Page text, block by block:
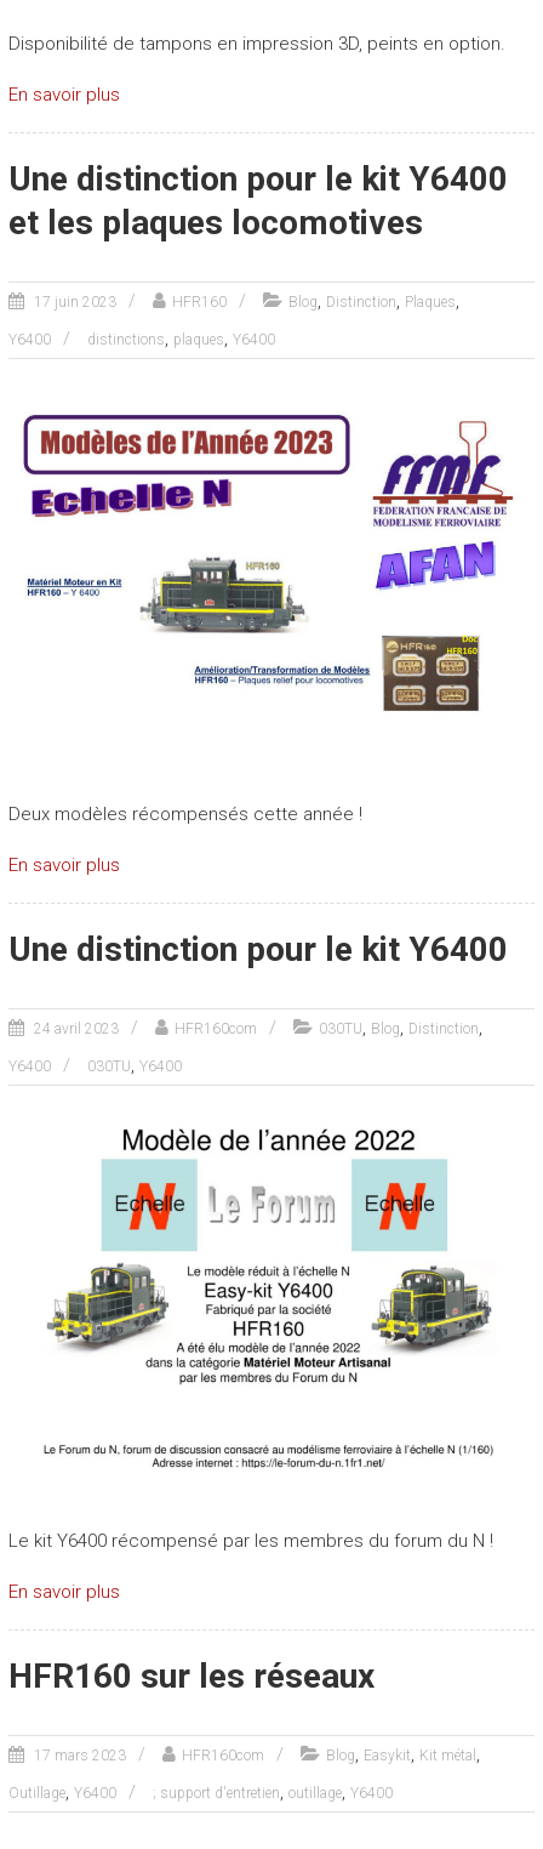
Disponibilité de tampons en impression 3D, peints en option.
En savoir plus
Une distinction pour le kit Y6400
et les plaques locomotives
17 juin 2023 HFR160 Blog, Distinction, Plaques,
Y6400 distinctions, plaques, Y6400
Deux modèles récompensés cette année !
En savoir plus
Une distinction pour le kit Y6400
24 avril 2023 HFR160com 030TU, Blog, Distinction,
Y6400 030TU, Y6400
Le kit Y6400 récompensé par les membres du forum du N !
En savoir plus
HFR160 sur les réseaux
17 mars 2023 HFR160com Blog, Easykit, Kit métal ,
Outillage, Y6400 ; support d'entretien, outillage, Y6400